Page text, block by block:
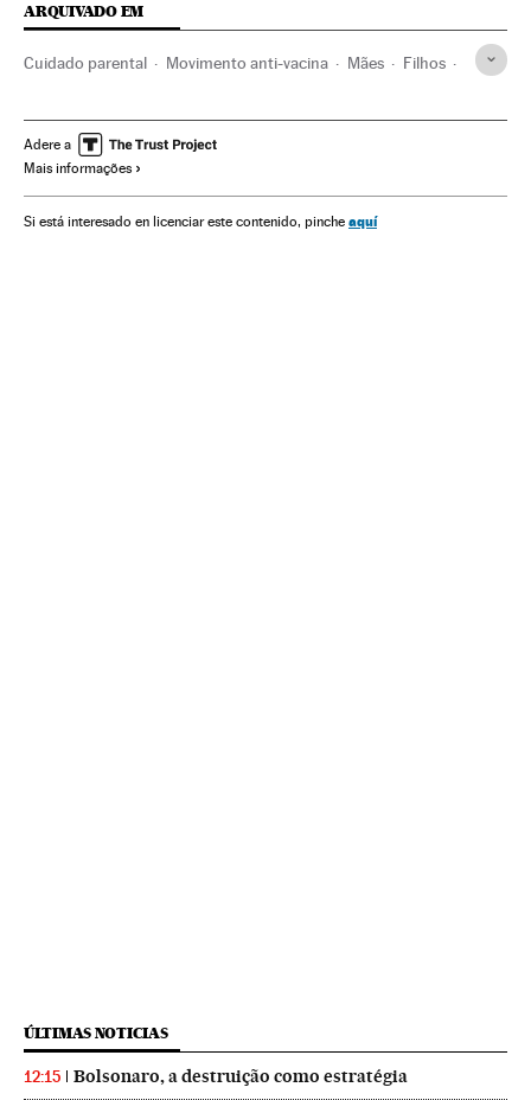
ARQUIVADO EM
Cuidado parental Movimento anti-vacina Mães Filhos
Infância Vacinação Medicina preventiva
Adere a
Mais informações
Si está interesado en licenciar este contenido, pinche aquí
ÚLTIMAS NOTICIAS
12:15 Bolsonaro, a destruição como estratégia